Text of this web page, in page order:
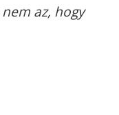
nem az, hogy